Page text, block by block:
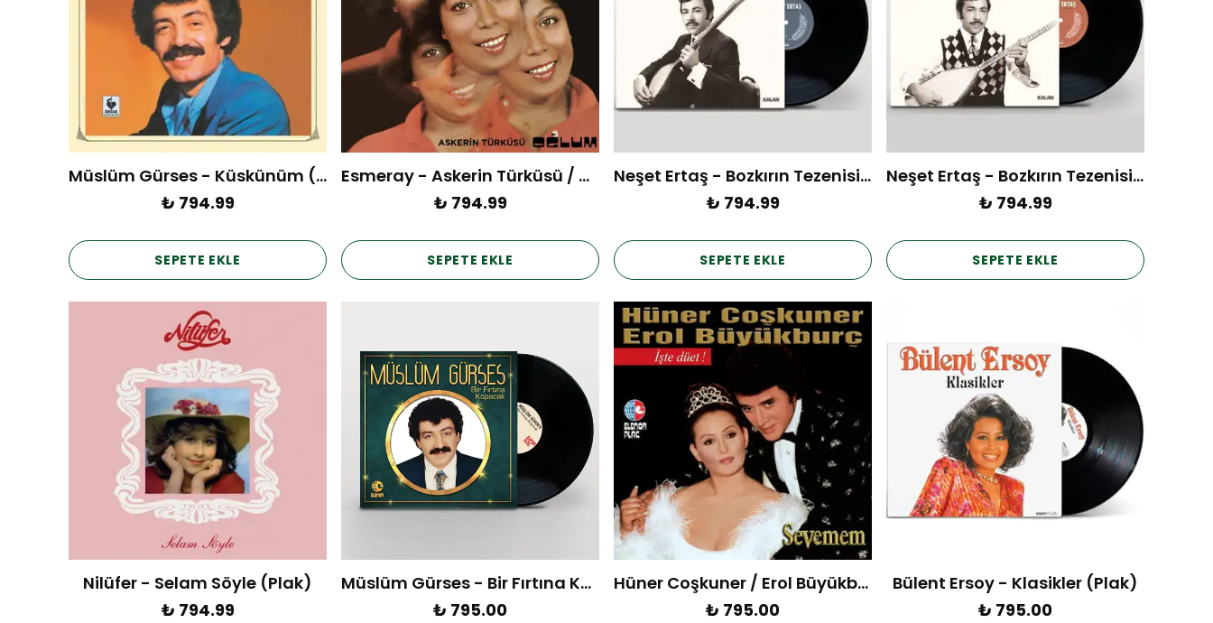
Müslüm Gürses - Küskünüm (Plak)
₺ 794.99
SEPETE EKLE
Esmeray - Askerin Türküsü / Oğlum (Plak)
₺ 794.99
SEPETE EKLE
Neşet Ertaş - Bozkırın Tezenisi Vol.3 (Plak)
₺ 794.99
SEPETE EKLE
Neşet Ertaş - Bozkırın Tezenisi Vol.2 (Plak)
₺ 794.99
SEPETE EKLE
Nilüfer - Selam Söyle (Plak)
₺ 794.99
Müslüm Gürses - Bir Fırtına Kopacak
₺ 795.00
Hüner Coşkuner / Erol Büyükburç - Sevemem (Plak)
₺ 795.00
Bülent Ersoy - Klasikler (Plak)
₺ 795.00